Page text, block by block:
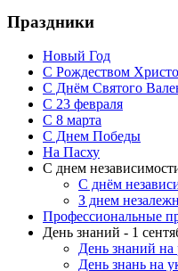
Праздники
Новый Год
С Рождеством
С Днём Святого
С 23 февраля
C 8 марта
С Днем Победы
На Пасху
С днем
С днём
З днем
Профессиональные
День знаний - 1
День знаний на
День знань на